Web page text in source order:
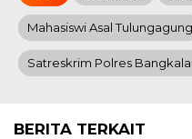
Mahasiswi Asal Tulungagung
Satreskrim Polres
BERITA TERKAIT